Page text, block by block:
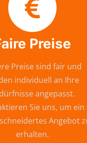
Preise
Preise sind fair und
individuell an Ihre
angepasst.
Sie uns, um ein
Angebot
erhalten.